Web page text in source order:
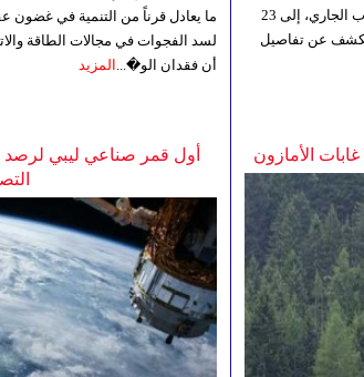
ما يعادل قرناً من التنمية في
لسد الفجوات في مجالات الطاقة
أن فقدان الو�... المزيد
فضل شاكر، التي كانت مقرر عقدها في 5 أغسطس/آب الجاري، إلى 23
عن تفاصيل
أول قمر صناعي ليبي لرصد
الأمازون